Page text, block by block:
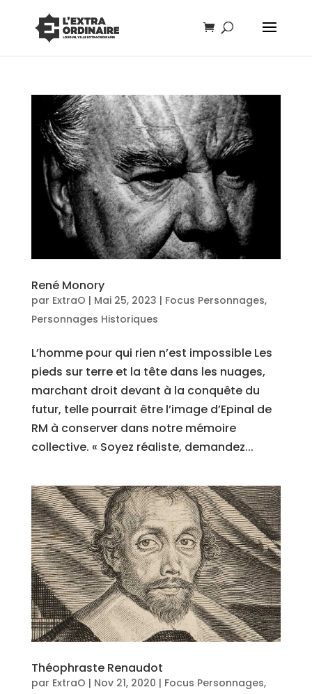
René Monory
par ExtraO | Mai 25, 2023 | Focus Personnages,
Personnages Historiques
L’homme pour qui rien n’est impossible Les
pieds sur terre et la tête dans les nuages,
marchant droit devant à la conquête du
futur, telle pourrait être l’image d’Epinal de
RM à conserver dans notre mémoire
collective. « Soyez réaliste, demandez...
Théophraste Renaudot
par ExtraO | Nov 21, 2020 | Focus Personnages,